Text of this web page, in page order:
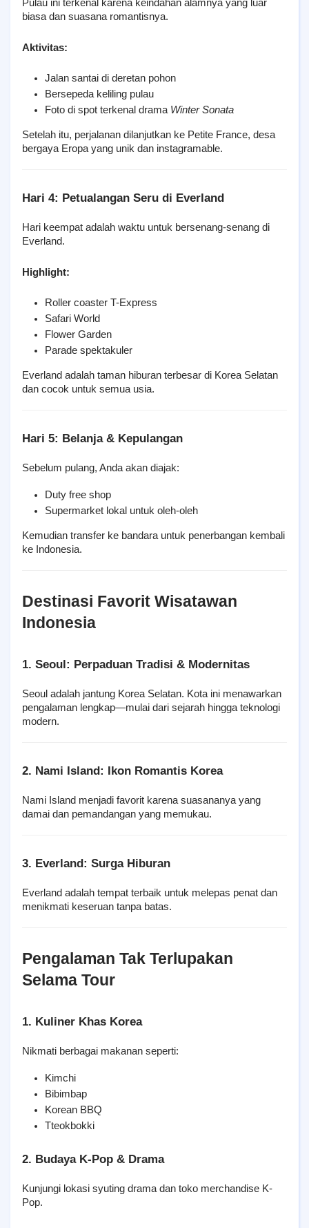
Pulau ini terkenal karena keindahan alamnya yang luar
biasa dan suasana romantisnya.
Aktivitas:
Jalan santai di deretan pohon
Bersepeda keliling pulau
Foto di spot terkenal drama Winter Sonata
Setelah itu, perjalanan dilanjutkan ke Petite France, desa
bergaya Eropa yang unik dan instagramable.
Hari 4: Petualangan Seru di Everland
Hari keempat adalah waktu untuk bersenang-senang di
Everland.
Highlight:
Roller coaster T-Express
Safari World
Flower Garden
Parade spektakuler
Everland adalah taman hiburan terbesar di Korea Selatan
dan cocok untuk semua usia.
Hari 5: Belanja & Kepulangan
Sebelum pulang, Anda akan diajak:
Duty free shop
Supermarket lokal untuk oleh-oleh
Kemudian transfer ke bandara untuk penerbangan kembali
ke Indonesia.
Destinasi Favorit Wisatawan
Indonesia
1. Seoul: Perpaduan Tradisi & Modernitas
Seoul adalah jantung Korea Selatan. Kota ini menawarkan
pengalaman lengkap—mulai dari sejarah hingga teknologi
modern.
2. Nami Island: Ikon Romantis Korea
Nami Island menjadi favorit karena suasananya yang
damai dan pemandangan yang memukau.
3. Everland: Surga Hiburan
Everland adalah tempat terbaik untuk melepas penat dan
menikmati keseruan tanpa batas.
Pengalaman Tak Terlupakan
Selama Tour
1. Kuliner Khas Korea
Nikmati berbagai makanan seperti:
Kimchi
Bibimbap
Korean BBQ
Tteokbokki
2. Budaya K-Pop & Drama
Kunjungi lokasi syuting drama dan toko merchandise K-
Pop.